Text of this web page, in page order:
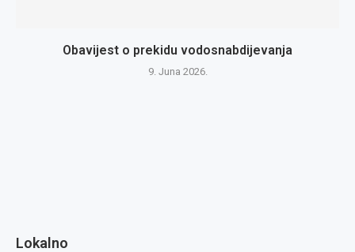
Obavijest o prekidu vodosnabdijevanja
9. Juna 2026.
Lokalno